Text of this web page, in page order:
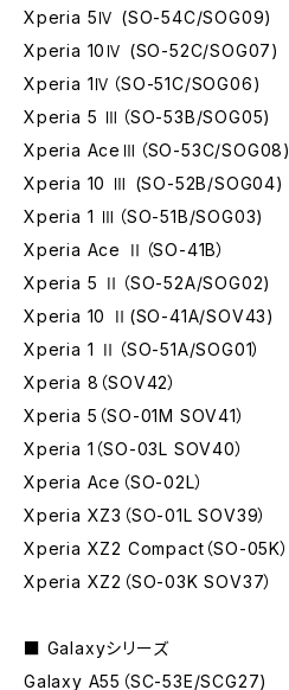
Xperia 5Ⅳ (SO-54C/SOG09)
Xperia 10Ⅳ (SO-52C/SOG07)
Xperia 1Ⅳ（SO-51C/SOG06)
Xperia 5 Ⅲ（SO-53B/SOG05)
Xperia AceⅢ（SO-53C/SOG08)
Xperia 10 Ⅲ (SO-52B/SOG04)
Xperia 1 Ⅲ（SO-51B/SOG03)
Xperia Ace Ⅱ（SO-41B）
Xperia 5 Ⅱ（SO-52A/SOG02)
Xperia 10 Ⅱ(SO-41A/SOV43)
Xperia 1 Ⅱ（SO-51A/SOG01）
Xperia 8（SOV42）
Xperia 5（SO-01M SOV41）
Xperia 1（SO-03L SOV40）
Xperia Ace（SO-02L）
Xperia XZ3（SO-01L SOV39）
Xperia XZ2 Compact（SO-05K）
Xperia XZ2（SO-03K SOV37）
■ Galaxyシリーズ
Galaxy A55（SC-53E/SCG27)